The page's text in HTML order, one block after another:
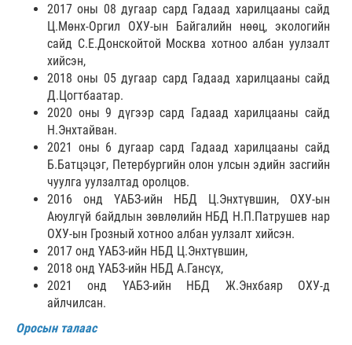
2017 оны 08 дугаар сард Гадаад харилцааны сайд
Ц.Мөнх-Оргил ОХУ-ын Байгалийн нөөц, экологийн
сайд С.Е.Донскойтой Москва хотноо албан уулзалт
хийсэн,
2018 оны 05 дугаар сард Гадаад харилцааны сайд
Д.Цогтбаатар.
2020 оны 9 дүгээр сард Гадаад харилцааны сайд
Н.Энхтайван.
2021 оны 6 дугаар сард Гадаад харилцааны сайд
Б.Батцэцэг, Петербургийн олон улсын эдийн засгийн
чуулга уулзалтад оролцов.
2016 онд ҮАБЗ-ийн НБД Ц.Энхтүвшин, ОХУ-ын
Аюулгүй байдлын зөвлөлийн НБД Н.П.Патрушев нар
ОХУ-ын Грозный хотноо албан уулзалт хийсэн.
2017 онд ҮАБЗ-ийн НБД Ц.Энхтүвшин,
2018 онд ҮАБЗ-ийн НБД А.Гансүх,
2021 онд ҮАБЗ-ийн НБД Ж.Энхбаяр ОХУ-д
айлчилсан.
Оросын талаас